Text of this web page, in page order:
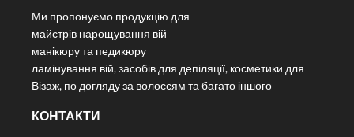
Ми пропонуємо продукцію для
майстрів нарощування вій
манікюру та педикюру
ламінування вій, засобів для депіляції, косметики для
Візаж, по догляду за волоссям та багато іншого
КОНТАКТИ